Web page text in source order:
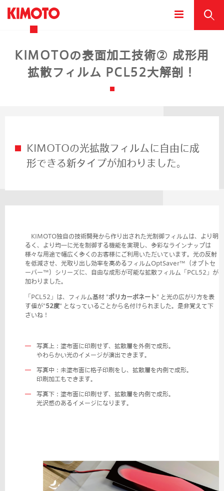
KIMOTOの表面加工技術② 成形用
拡散フィルム PCL52大解剖！
KIMOTOの光拡散フィルムに自由に成
形できる新タイプが加わりました。
KIMOTO独自の技術開発から作り出された光制御フィルムは、より明
るく、より均一に光を制御する機能を実現し、多彩なラインナップは
様々な用途で幅広く多くのお客様にご利用いただいています。光の反射
を低減させ、光取り出し効率を高めるフィルムOptSaver™（オプトセ
ーバー™）シリーズに、自由な成形が可能な拡散フィルム「PCL52」が
加わりました。
「PCL52」は、フィルム基材 "ポリカーボネート" と光の広がり方を表
す値が"52度" となっていることから名付けられました。是非覚えて下
さいね！
写真上：塗布面に印刷せず、拡散層を外側で成形。
やわらかい光のイメージが演出できます。
写真中：未塗布面に格子印刷をし、拡散層を内側で成形。
印刷加工もできます。
写真下：塗布面に印刷せず、拡散層を内側で成形。
光沢感のあるイメージになります。